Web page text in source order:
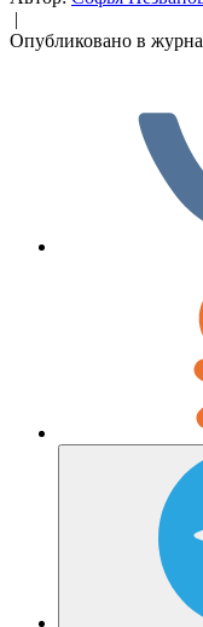
|
Опубликовано в